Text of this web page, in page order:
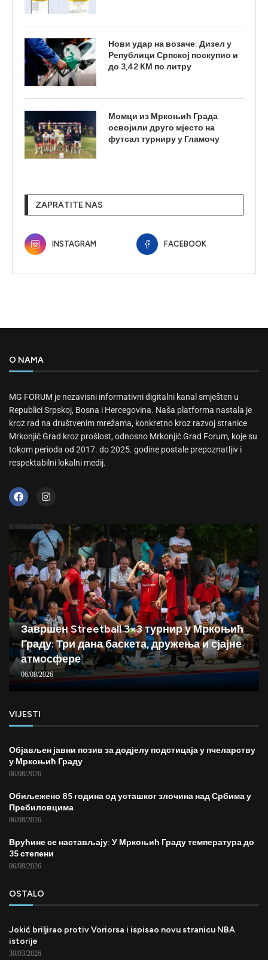
Нови удар на возаче: Дизел у
Републици Српској поскупио и
до 3,42 КМ по литру
Момци из Мркоњић Града
освојили друго мјесто на
футсал турниру у Гламочу
ZAPRATITE NAS
INSTAGRAM FACEBOOK
O NAMA
MG FORUM je nezavisni informativni digitalni kanal smješten u
Republici Srpskoj, Bosna i Hercegovina. Naša platforma nastala je
kroz rad na društvenim mrežama, konkretno kroz razvoj stranice
Mrkonjić Grad kroz prošlost, odnosno Mrkonjić Grad Forum, koje su
tokom perioda od 2017. do 2025. godine postale prepoznatljiv i
respektabilni lokalni medij.
Завршен Streetball 3×3 турнир у Мркоњић
Граду: Три дана баскета, дружења и сјајне
атмосфере
06/08/2026
VIJESTI
Објављен јавни позив за додјелу подстицаја у пчеларству
у Мркоњић Граду
06/08/2026
Обиљежено 85 година од усташког злочина над Србима у
Пребиловцима
06/08/2026
Врућине се настављају: У Мркоњић Граду температура до
35 степени
06/08/2026
OSTALO
Jokić briljirao protiv Voriorsa i ispisao novu stranicu NBA
istorije
30/03/2026